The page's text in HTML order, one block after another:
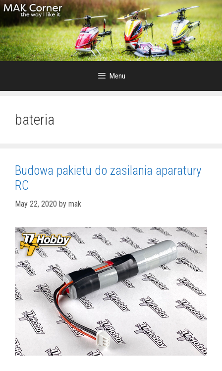
Skip
content
Menu
bateria
Budowa pakietu do zasilania aparatury
RC
May 22, 2020 by mak